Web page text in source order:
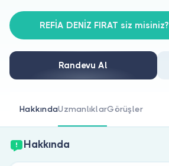
Doktorlar için
Doktor musunuz?
REFİA DENİZ FIRAT siz misiniz?
Randevu Al
HakkındaUzmanlıklarGörüşler
Hakkında